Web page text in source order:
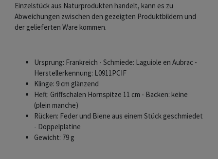
Einzelstück aus Naturprodukten handelt, kann es zu
Abweichungen zwischen den gezeigten Produktbildern und
der gelieferten Ware kommen.
Ursprung: Frankreich - Schmiede: Laguiole en Aubrac -
Herstellerkennung: L0911PCIF
Klinge: 9 cm glänzend
Heft: Griffschalen Hornspitze 11 cm - Backen: keine
(plein manche)
Rücken: Feder und Biene aus einem Stück geschmiedet
- Doppelplatine
Gewicht: 79 g